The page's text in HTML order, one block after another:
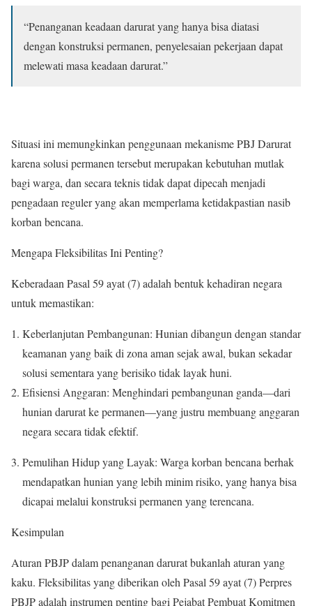
“Penanganan keadaan darurat yang hanya bisa diatasi
dengan konstruksi permanen, penyelesaian pekerjaan dapat
melewati masa keadaan darurat.”
Situasi ini memungkinkan penggunaan mekanisme PBJ Darurat
karena solusi permanen tersebut merupakan kebutuhan mutlak
bagi warga, dan secara teknis tidak dapat dipecah menjadi
pengadaan reguler yang akan memperlama ketidakpastian nasib
korban bencana.
Mengapa Fleksibilitas Ini Penting?
Keberadaan Pasal 59 ayat (7) adalah bentuk kehadiran negara
untuk memastikan:
Keberlanjutan Pembangunan: Hunian dibangun dengan standar
keamanan yang baik di zona aman sejak awal, bukan sekadar
solusi sementara yang berisiko tidak layak huni.
Efisiensi Anggaran: Menghindari pembangunan ganda—dari
hunian darurat ke permanen—yang justru membuang anggaran
negara secara tidak efektif.
Pemulihan Hidup yang Layak: Warga korban bencana berhak
mendapatkan hunian yang lebih minim risiko, yang hanya bisa
dicapai melalui konstruksi permanen yang terencana.
Kesimpulan
Aturan PBJP dalam penanganan darurat bukanlah aturan yang
kaku. Fleksibilitas yang diberikan oleh Pasal 59 ayat (7) Perpres
PBJP adalah instrumen penting bagi Pejabat Pembuat Komitmen